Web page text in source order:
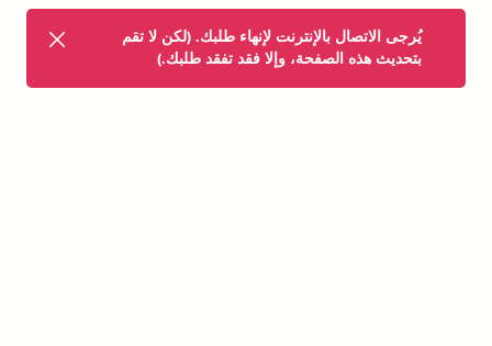
يُرجى الاتصال بالإنترنت لإنهاء طلبك. (لكن لا تقم
بتحديث هذه الصفحة، وإلا فقد تفقد طلبك.)